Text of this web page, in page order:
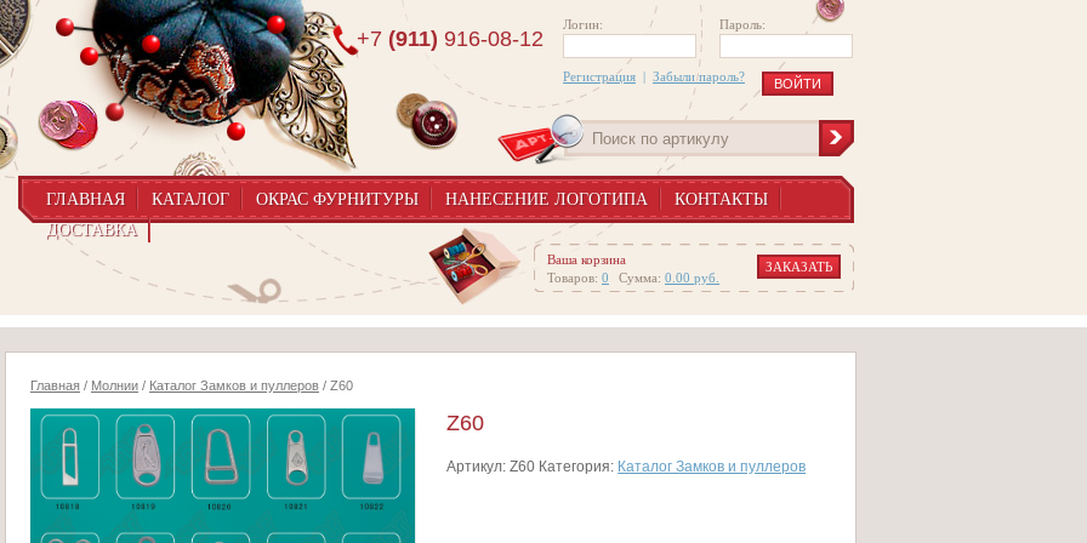
Логин: Пароль:
Регистрация | Забыли пароль?
+7 (911) 916-08-12
ГЛАВНАЯ КАТАЛОГ ОКРАС ФУРНИТУРЫ НАНЕСЕНИЕ ЛОГОТИПА
КОНТАКТЫ
ДОСТАВКА
Ваша корзина
Товаров: 0 Сумма: 0.00 руб.
ЗАКАЗАТЬ
Главная / Молнии / Каталог Замков и пуллеров / Z60
Z60
Артикул:Z60 Категория: Каталог Замков и пуллеров